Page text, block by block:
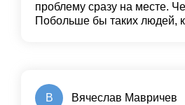
проблему сразу на месте.
Побольше бы таких людей,
В Вячеслав Мавричев